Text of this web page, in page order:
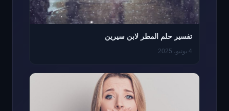
تفسير حلم المطر لابن سيرين
4 يونيو، 2025